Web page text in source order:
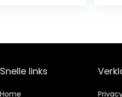
Snelle links
Home